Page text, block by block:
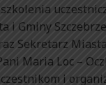
i Gminy
Sekretarz
Maria Loc –
i